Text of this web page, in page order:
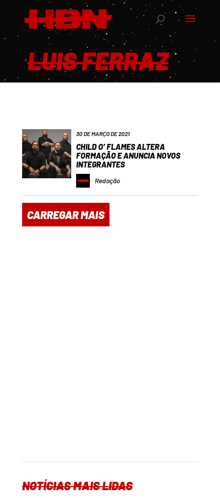
LUIS FERRAZ
30 DE MARÇO DE 2021
CHILD O’ FLAMES ALTERA
FORMAÇÃO E ANUNCIA NOVOS
INTEGRANTES
Redação
CARREGAR MAIS
NOTÍCIAS MAIS LIDAS